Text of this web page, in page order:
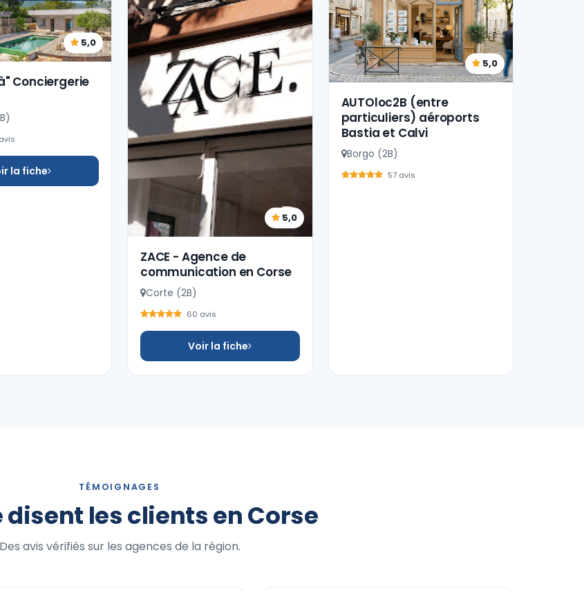
5,0
Conciergerie
la fiche
5,0
ZACE - Agence de
communication en Corse
Corte (2B)
60 avis
Voir la fiche
5,0
AUTOloc2B (entre
particuliers) aéroports
Bastia et Calvi
Borgo (2B)
57 avis
TÉMOIGNAGES
disent les clients en Corse
Des avis vérifiés sur les agences de la région.